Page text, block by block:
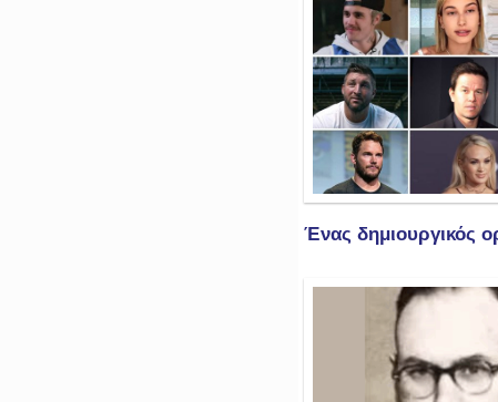
Ένας δημιουργικός